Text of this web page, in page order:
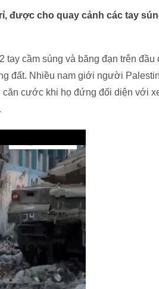
được cho quay cảnh các tay
cầm súng và băng đạn trên đầu
đất. Nhiều nam giới người
cước khi họ đứng đối diện với